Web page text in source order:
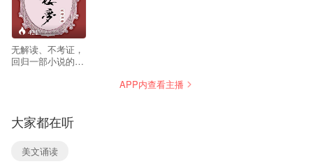
421
无解读、不考证，
回归一部小说的纯
底本播读，带领听
众跟随木石前盟、
展，一起体会诗化
APP内查看主播
大家都在听
美文诵读